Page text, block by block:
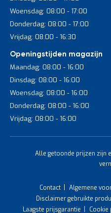
Woensdag: 08:00 - 17:00
Donderdag: 08:00 - 17:00
Vrijdag: 08:00 - 16:30
Openingstijden magazijn
Maandag: 08:00 - 16:00
Dinsdag: 08:00 - 16:00
Woensdag: 08:00 - 16:00
Donderdag: 08:00 - 16:00
Vrijdag: 08:00 - 16:00
Alle getoonde prijzen zijn
Contact Algemene
Disclaimer gebruikte
Laagste prijsgarantie
Cookie